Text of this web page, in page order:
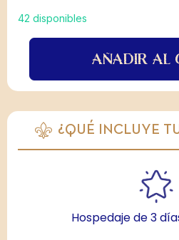
42 disponibles
AÑADIR AL
¿QUÉ INCLUYE
Hospedaje de 3